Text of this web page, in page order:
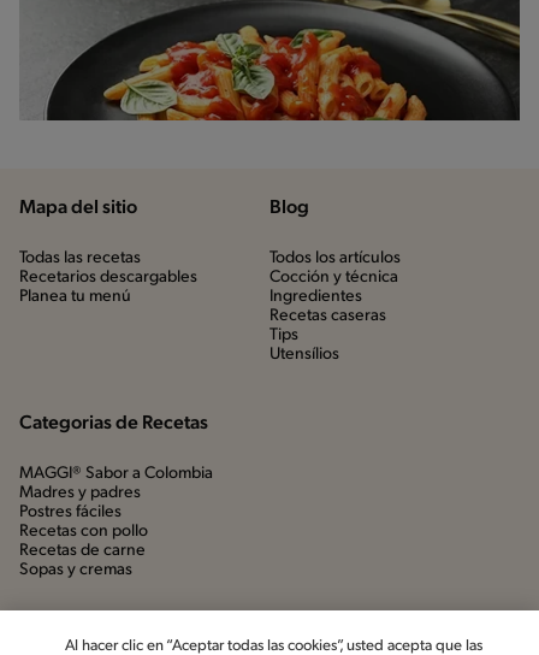
Mapa del sitio
Todas las recetas
Recetarios descargables
Planea tu menú
Blog
Todos los artículos
Cocción y técnica
Ingredientes
Recetas caseras
Tips
Utensílios
Categorias de Recetas
MAGGI® Sabor a Colombia
Madres y padres
Postres fáciles
Recetas con pollo
Recetas de carne
Sopas y cremas
Al hacer clic en “Aceptar todas las cookies”, usted acepta que las